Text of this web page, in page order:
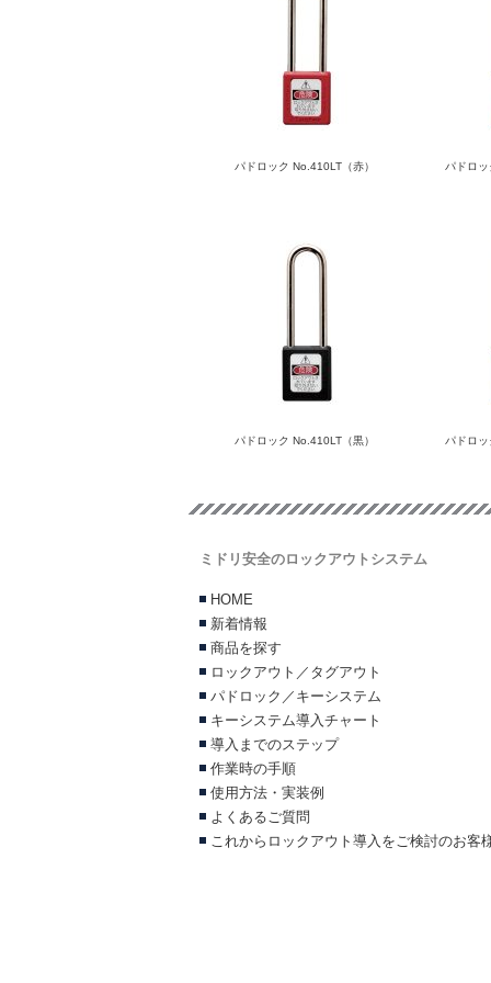
パドロック No.410LT（赤） パドロ
パドロック No.410LT（黒） パドロ
ミドリ安全のロックアウトシステム
HOME
新着情報
商品を探す
ロックアウト／タグアウト
パドロック／キーシステム
キーシステム導入チャート
導入までのステップ
作業時の手順
使用方法・実装例
よくあるご質問
これからロックアウト導入をご検討のお客